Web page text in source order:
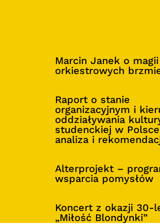
Marcin Janek o magii
orkiestrowych
Raport o stanie
organizacyjnym i
oddziaływania
studenckiej w
analiza i
Alterprojekt –
wsparcia pomysłów
Koncert z okazji 30-
„Miłość Blondynki”